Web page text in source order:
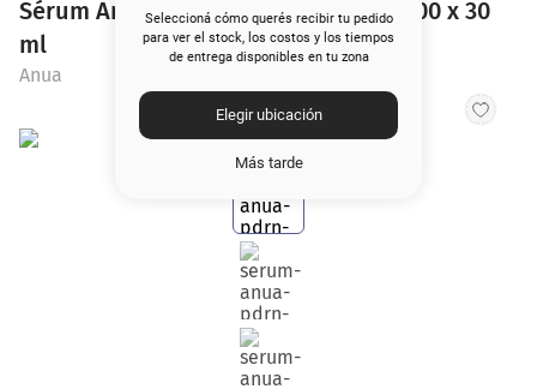
Seleccioná cómo querés recibir tu pedido
para ver el stock, los costos y los tiempos
de entrega disponibles en tu zona
Elegir ubicación
Más tarde
Sérum Ana Pdrn Acido Hialurónico 100 x 30
ml
Anua
5. corrector
6